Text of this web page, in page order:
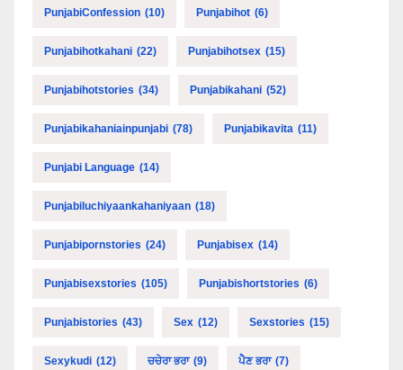
PunjabiConfession (10) Punjabihot (6)
Punjabihotkahani (22) Punjabihotsex (15)
Punjabihotstories (34) Punjabikahani (52)
Punjabikahaniainpunjabi (78) Punjabikavita (11)
Punjabi Language (14)
Punjabiluchiyaankahaniyaan (18)
Punjabipornstories (24) Punjabisex (14)
Punjabisexstories (105) Punjabishortstories (6)
Punjabistories (43) Sex (12) Sexstories (15)
Sexykudi (12) ਚਚੇਰਾ ਭਰਾ (9) ਪੈਣ ਭਰਾ (7)